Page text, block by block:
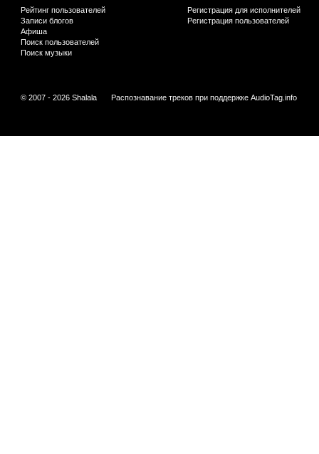
Рейтинг пользователей
Записи блогов
Афиша
Поиск пользователей
Поиск музыки
Регистрация для исполнителей
Регистрация пользователей
© 2007 - 2026 Shalala Распознавание треков при поддержке AudioTag.info